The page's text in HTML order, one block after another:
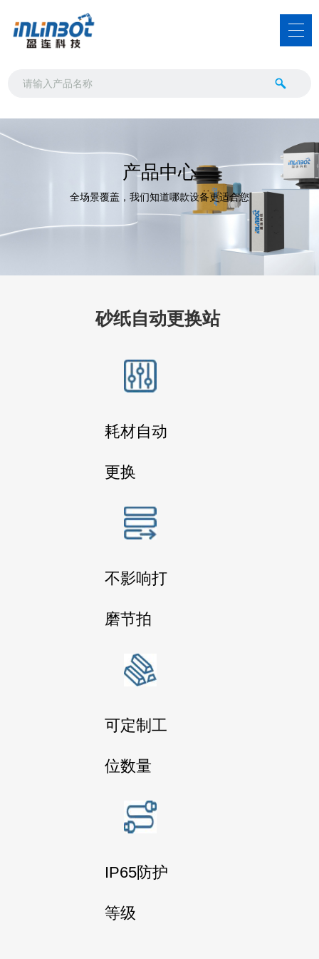
产品中心
全场景覆盖，我们知道哪款设备更适合您
砂纸自动更换站
耗材自动
更换
不影响打
磨节拍
可定制工
位数量
IP65防护
等级